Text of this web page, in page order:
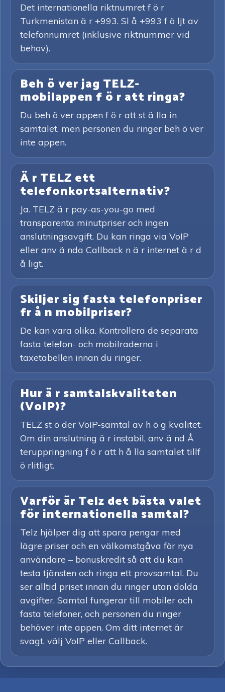
Det internationella riktnumret f ö r
Turkmenistan ä r +993. Sl å +993 f ö ljt av
telefonnumret (inklusive riktnummer vid
behov).
Beh ö ver jag TELZ-
mobilappen f ö r att ringa?
Du beh ö ver appen f ö r att st ä lla in
samtalet, men personen du ringer beh ö ver
inte appen.
Ä r TELZ ett
telefonkortsalternativ?
Ja. TELZ ä r pay-as-you-go med
transparenta minutpriser och ingen
anslutningsavgift. Du kan ringa via VoIP
eller anv ä nda Callback n ä r internet ä r d
å ligt.
Skiljer sig fasta telefonpriser
fr å n mobilpriser?
De kan vara olika. Kontrollera de separata
fasta telefon- och mobilraderna i
taxetabellen innan du ringer.
Hur ä r samtalskvaliteten
(VoIP)?
TELZ st ö der VoIP-samtal av h ö g kvalitet.
Om din anslutning ä r instabil, anv ä nd Å
teruppringning f ö r att h å lla samtalet tillf
ö rlitligt.
Varför är Telz det bästa valet
för internationella samtal?
Telz hjälper dig att spara pengar med
lägre priser och en välkomstgåva för nya
användare – bonuskredit så att du kan
testa tjänsten och ringa ett provsamtal. Du
ser alltid priset innan du ringer utan dolda
avgifter. Samtal fungerar till mobiler och
fasta telefoner, och personen du ringer
behöver inte appen. Om ditt internet är
svagt, välj VoIP eller Callback.